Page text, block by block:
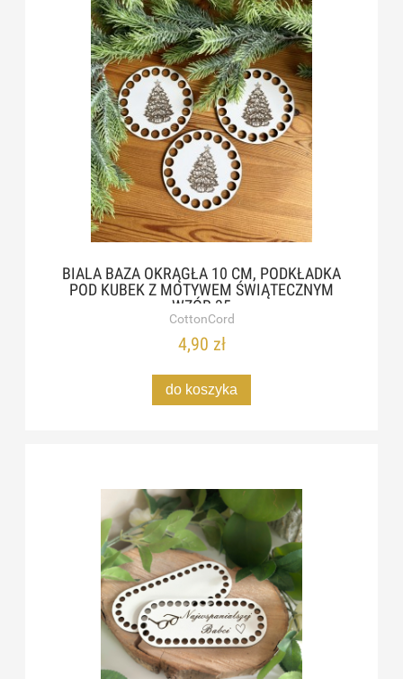
BIALA BAZA OKRĄGŁA 10 CM, PODKŁADKA
POD KUBEK Z MOTYWEM ŚWIĄTECZNYM
WZÓR 35
CottonCord
4,90 zł
do koszyka